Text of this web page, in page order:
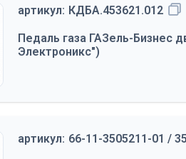
артикул: КДБА.453621.012
Педаль газа ГАЗель-Бизнес
Электроникс")
артикул: 66-11-3505211-01 /